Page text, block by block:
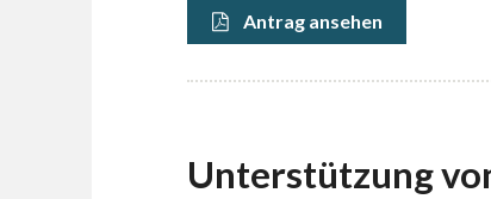
Antrag ansehen
Unterstützung